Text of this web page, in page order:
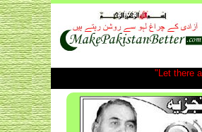
"Let there